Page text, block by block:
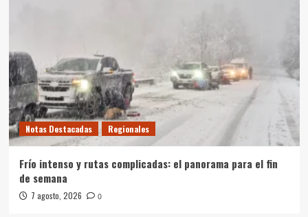
Notas Destacadas Regionales
Frío intenso y rutas complicadas: el panorama para el fin
de semana
7 agosto, 2026 0